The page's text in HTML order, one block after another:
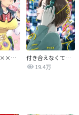
母塚さんを××にしたい。
付き合えなくていいのに
19.4万